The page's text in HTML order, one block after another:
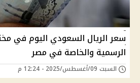
سعر الريال السعودي اليوم في
الرسمية والخاصة في مصر
السبت 09/أغسطس/2025 - 12:24 م